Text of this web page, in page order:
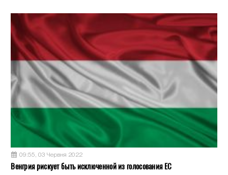
09:55, 03 Червня 2022
Венгрия рискует быть исключенной из голосования ЕС